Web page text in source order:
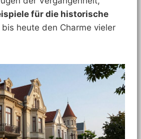
für die historische
bis heute den Charme vieler